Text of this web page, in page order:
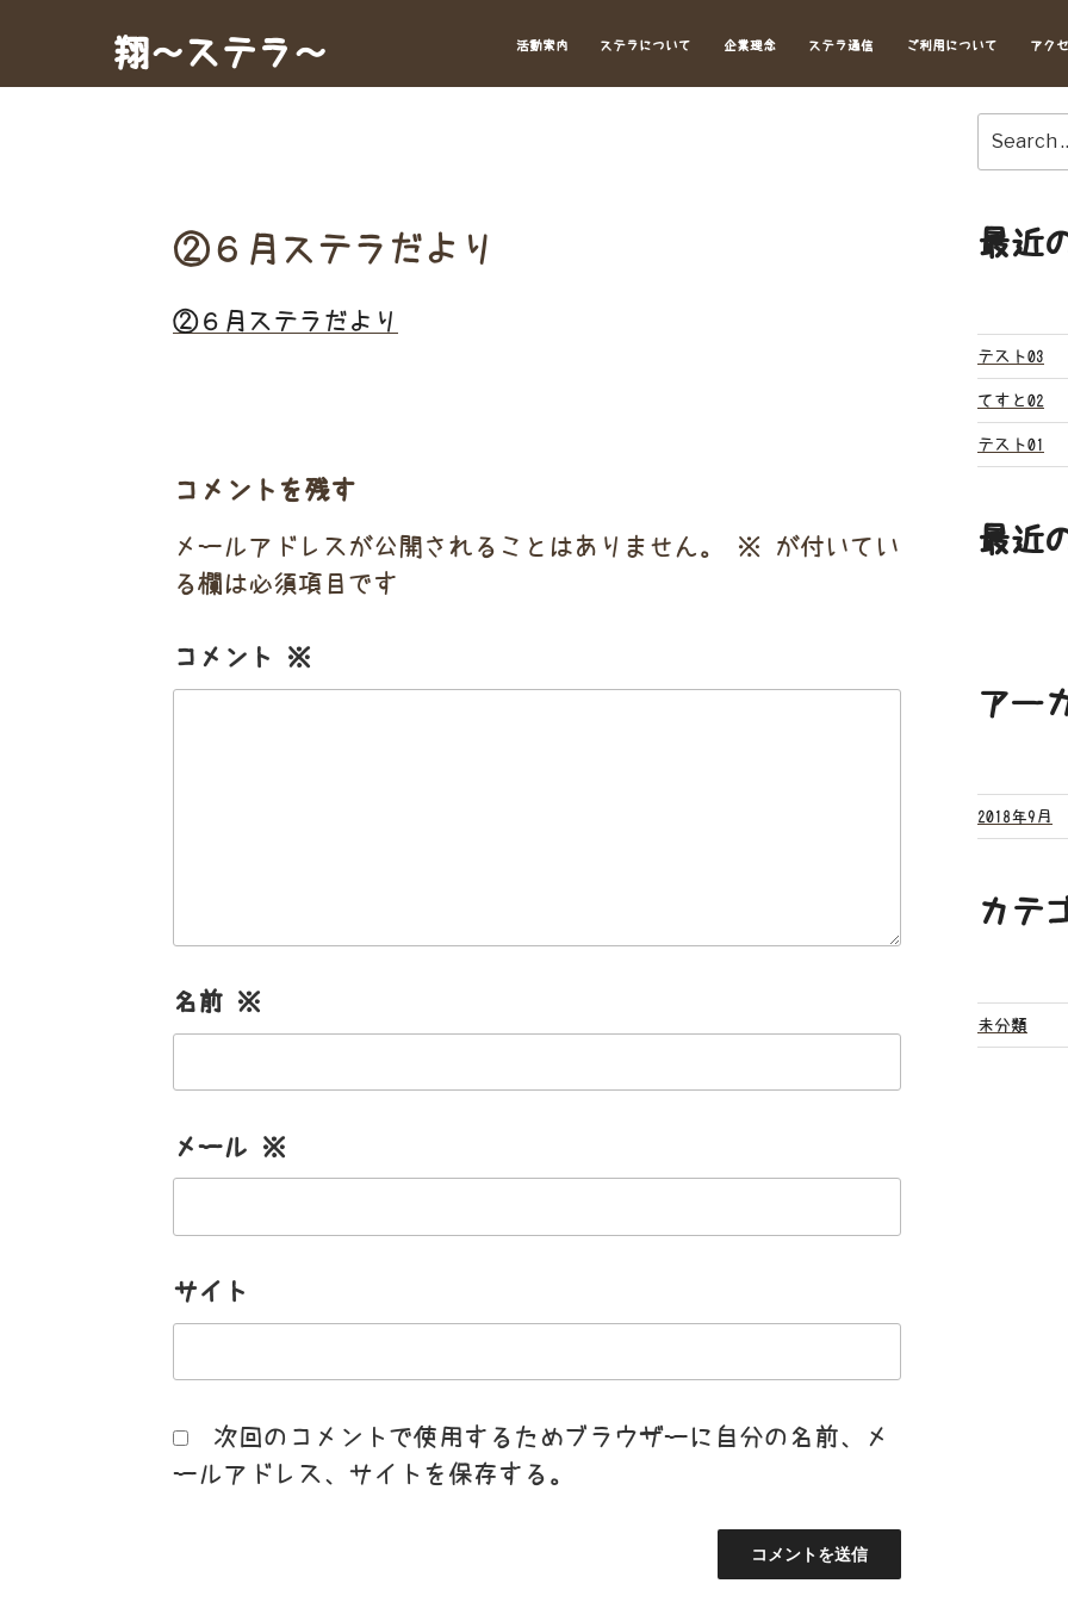
翔～ステラ～ 活動案内 ステラについて 企業理念 ステラ通信 ご利用について アク
②６月ステラだより
②６月ステラだより
コメントを残す
メールアドレスが公開されることはありません。 ※ が付いてい
る欄は必須項目です
コメント ※
名前 ※
メール ※
サイト
次回のコメントで使用するためブラウザーに自分の名前、メ
ールアドレス、サイトを保存する。
for:
最近
テスト03
てすと02
テスト01
最近
アー
2018年9月
カテ
未分類